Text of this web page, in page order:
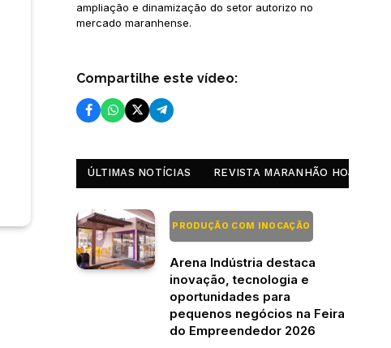
ampliação e dinamização do setor autorizo no
mercado maranhense.
Compartilhe este vídeo:
ÚLTIMAS NOTÍCIAS REVISTA MARANHÃO HOJE
PRODUÇÃO COM INOCAÇÃO
Arena Indústria destaca
inovação, tecnologia e
oportunidades para
pequenos negócios na Feira
do Empreendedor 2026